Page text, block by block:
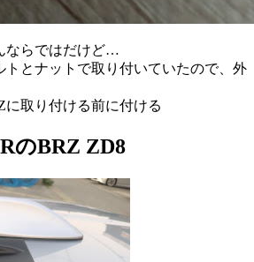
ならではだけど…
とナットで取り付いていたので、外
取り付ける前に付ける
のBRZ ZD8